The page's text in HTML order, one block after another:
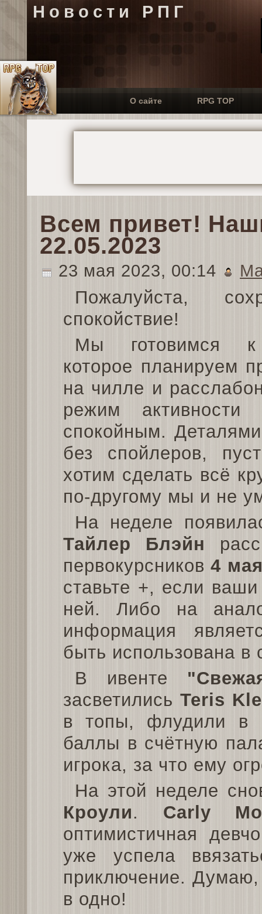
Новости РПГ
О сайте RPG TOP
Всем привет!
22.05.2023
23 мая 2023, 00:14
Пожалуйста,
спокойствие!
Мы готовимся
которое планируем
на чилле и
режим активности
спокойным.
без спойлеров,
хотим сделать всё
по-другому мы и не
На неделе
Тайлер Блэйн
первокурсников4
ставьте +, если
ней. Либо на
информация
быть использована в
В ивенте
засветились Teris
в топы, флудили в
баллы в счётную
игрока, за что ему
На этой неделе
Кроули. Carly
оптимистичная
уже успела
приключение. Думаю,
в одно!